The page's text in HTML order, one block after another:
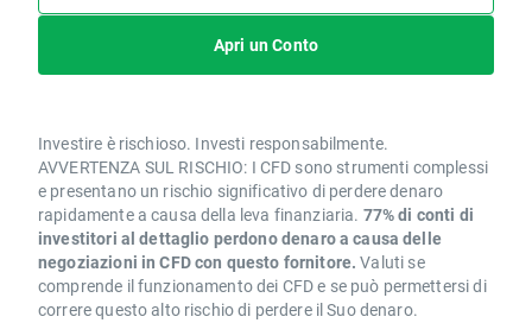
Apri un Conto
Investire è rischioso. Investi responsabilmente.
AVVERTENZA SUL RISCHIO: I CFD sono strumenti complessi
e presentano un rischio significativo di perdere denaro
rapidamente a causa della leva finanziaria. 77% di conti di
investitori al dettaglio perdono denaro a causa delle
negoziazioni in CFD con questo fornitore. Valuti se
comprende il funzionamento dei CFD e se può permettersi di
correre questo alto rischio di perdere il Suo denaro.